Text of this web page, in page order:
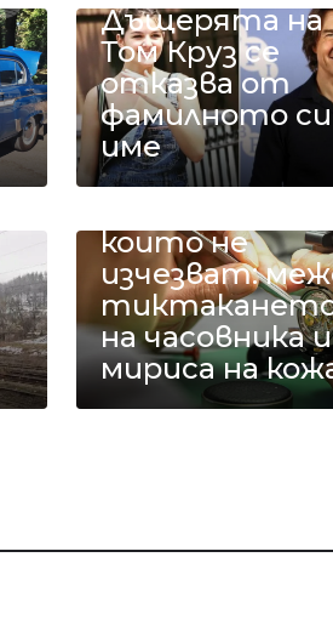
Дъщерята на
Том Круз се
отказва от
фамилното си
име
които не
изчезват:
на часовника и
мириса на